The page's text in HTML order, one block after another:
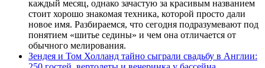
каждый месяц, однако зачастую за красивым названием
стоит хорошо знакомая техника, которой просто дали
новое имя. Разбираемся, что сегодня подразумевают под
понятием «шитье седины» и чем она отличается от
обычного мелирования.
Зендея и Том Холланд тайно сыграли свадьбу в Англии: